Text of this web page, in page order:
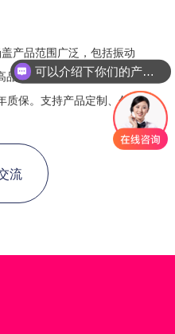
产品范围广泛，包括振动
品质产品。所有产品通过
质保。支持产品定制、包装定
流
可以介绍下你们的产品么